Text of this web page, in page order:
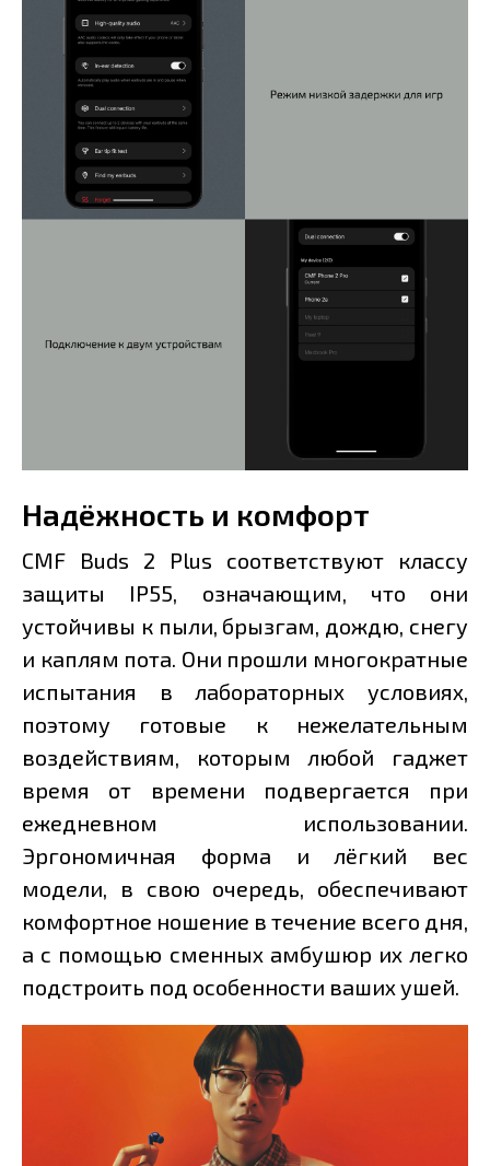
Надёжность и комфорт
CMF Buds 2 Plus соответствуют классу
защиты IP55, означающим, что они
устойчивы к пыли, брызгам, дождю, снегу
и каплям пота. Они прошли многократные
испытания в лабораторных условиях,
поэтому готовые к нежелательным
воздействиям, которым любой гаджет
время от времени подвергается при
ежедневном использовании.
Эргономичная форма и лёгкий вес
модели, в свою очередь, обеспечивают
комфортное ношение в течение всего дня,
а с помощью сменных амбушюр их легко
подстроить под особенности ваших ушей.